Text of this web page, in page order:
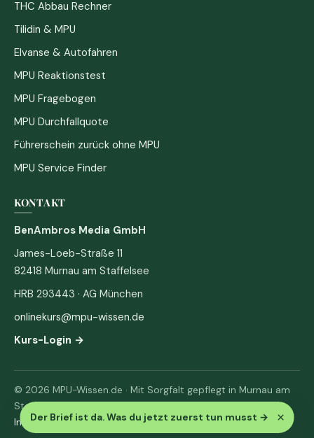
Der Brief ist da. Was du jetzt zuerst tun musst → ×
THC Abbau Rechner
Tilidin & MPU
Elvanse & Autofahren
MPU Reaktionstest
MPU Fragebogen
MPU Durchfallquote
Führerschein zurück ohne MPU
MPU Service Finder
KONTAKT
BenAmbros Media GmbH
James-Loeb-Straße 11
82418 Murnau am Staffelsee
HRB 293443 · AG München
onlinekurs@mpu-wissen.de
Kurs-Login →
© 2026 MPU-Wissen.de · Mit Sorgfalt gepflegt in Murnau am
Staffelsee
Impressum· Datenschutz & AGB